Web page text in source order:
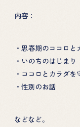
内容：
・思春期のココロと
・いのちのはじまり
・ココロとカラダを
・性別のお話
などなど。